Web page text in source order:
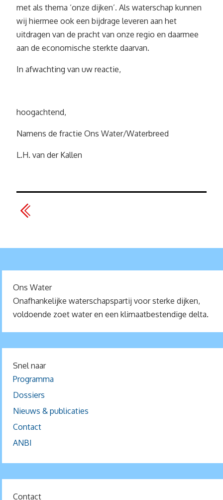
met als thema ‘onze dijken’. Als waterschap kunnen
wij hiermee ook een bijdrage leveren aan het
uitdragen van de pracht van onze regio en daarmee
aan de economische sterkte daarvan.
In afwachting van uw reactie,
hoogachtend,
Namens de fractie Ons Water/Waterbreed
L.H. van der Kallen
Ons Water
Onafhankelijke waterschapspartij voor sterke dijken,
voldoende zoet water en een klimaatbestendige delta.
Snel naar
Programma
Dossiers
Nieuws & publicaties
Contact
ANBI
Contact